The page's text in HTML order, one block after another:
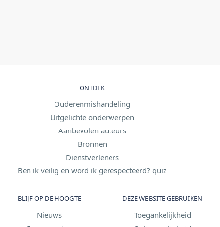
ONTDEK
Ouderenmishandeling
Uitgelichte onderwerpen
Aanbevolen auteurs
Bronnen
Dienstverleners
Ben ik veilig en word ik gerespecteerd? quiz
BLIJF OP DE HOOGTE
Nieuws
DEZE WEBSITE GEBRUIKEN
Toegankelijkheid